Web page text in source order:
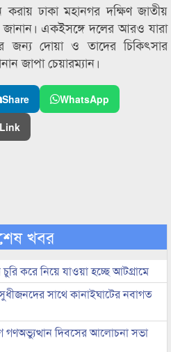
ঢাকা মহানগর দক্ষিণ জাতীয়
জানান। একইসঙ্গে দলের আরও যারা
জন্য দোয়া ও তাদের চিকিৎসার
জাপা চেয়ারম্যান।
Share
WhatsApp
খবর
করে নিয়ে যাওয়া হচ্ছে আটগ্রামে
সাথে কানাইঘাটের নবাগত
গণঅভ্যুত্থান দিবসের আলোচনা সভা